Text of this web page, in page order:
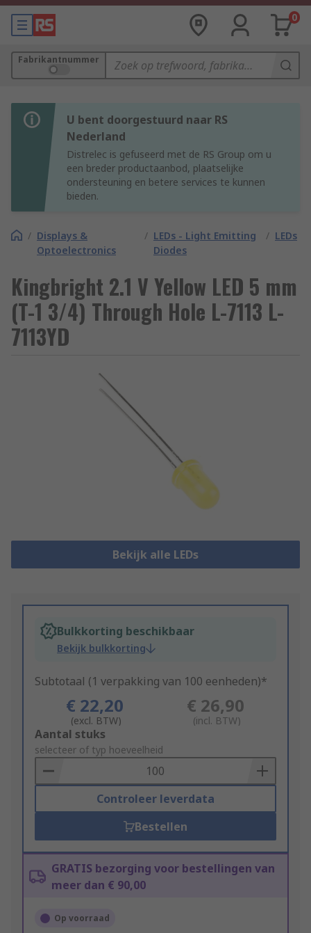
0
Fabrikantnummer
U bent doorgestuurd naar RS
Nederland
Distrelec is gefuseerd met de RS Group om u
een breder productaanbod, plaatselijke
ondersteuning en betere services te kunnen
bieden.
/ Displays &
Optoelectronics
/ LEDs - Light Emitting
Diodes
/ LEDs
Kingbright 2.1 V Yellow LED 5 mm
(T-1 3/4) Through Hole L-7113 L-
7113YD
Bekijk alle LEDs
Bulkkorting beschikbaar
Bekijk bulkkorting
Subtotaal (1 verpakking van 100 eenheden)*
€ 22,20
(excl. BTW)
€ 26,90
(incl. BTW)
Add
to
Basket
Aantal stuks
selecteer of typ hoeveelheid
Controleer leverdata
Bestellen
GRATIS bezorging voor bestellingen van
meer dan € 90,00
Op voorraad